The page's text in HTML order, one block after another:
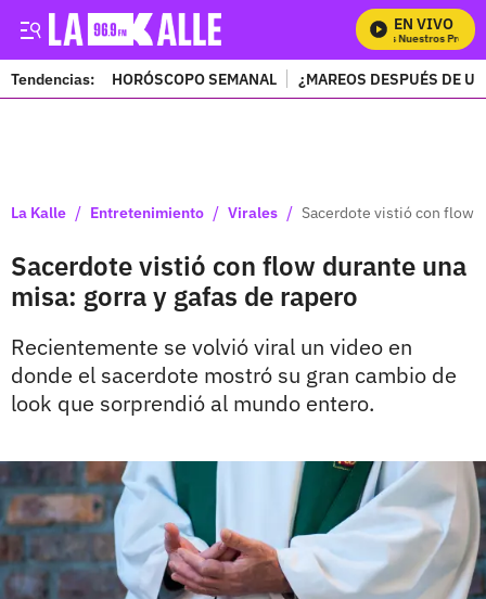
EN VIVO
Mira Todos Nuestros
Tendencias: HORÓSCOPO SEMANAL ¿MAREOS DESPUÉS DE
La Kalle / Entretenimiento / Virales / Sacerdote vistió con flow
Sacerdote vistió con flow durante una
misa: gorra y gafas de rapero
Recientemente se volvió viral un video en
donde el sacerdote mostró su gran cambio de
look que sorprendió al mundo entero.